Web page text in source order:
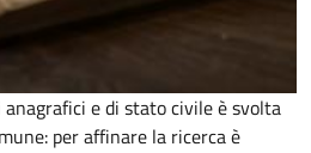
e di stato civile è svolta
per affinare la ricerca è